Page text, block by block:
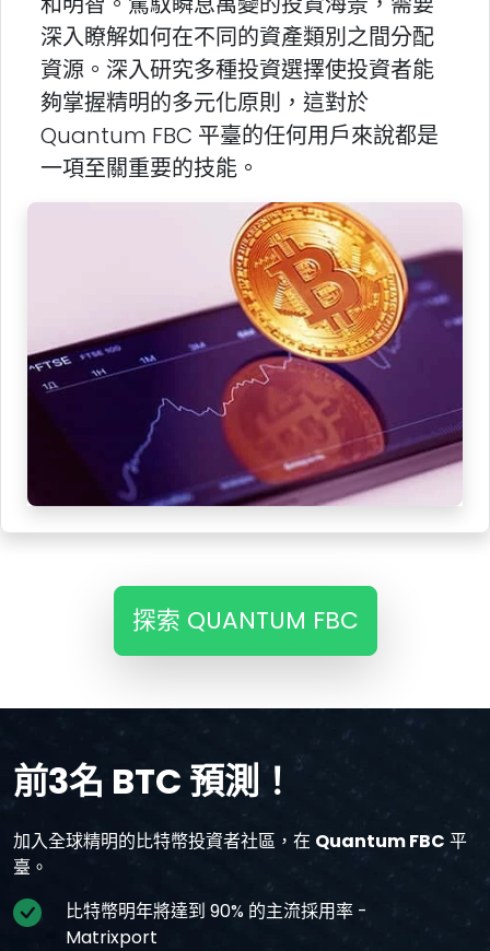
深入瞭解如何在不同的資產類別之間分配
資源。深入研究多種投資選擇使投資者能
夠掌握精明的多元化原則，這對於
Quantum FBC 平臺的任何用戶來說都是
一項至關重要的技能。
探索 QUANTUM FBC
前3名 BTC 預測！
加入全球精明的比特幣投資者社區，在 Quantum FBC 平
臺。
比特幣明年將達到 90% 的主流採用率 -
Matrixport